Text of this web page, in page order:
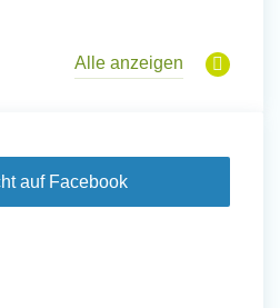
Alle anzeigen
auf Facebook